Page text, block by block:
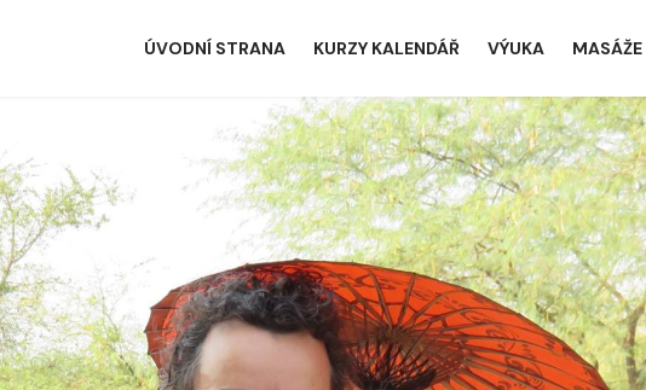
ÚVODNÍ STRANA KURZY KALENDÁŘ VÝUKA MASÁŽE